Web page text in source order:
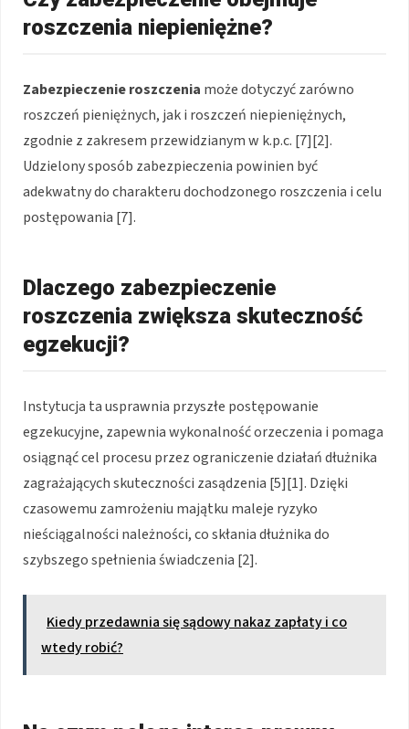
roszczenia niepieniężne?
Zabezpieczenie roszczenia może dotyczyć zarówno
roszczeń pieniężnych, jak i roszczeń niepieniężnych,
zgodnie z zakresem przewidzianym w k.p.c. [7][2].
Udzielony sposób zabezpieczenia powinien być
adekwatny do charakteru dochodzonego roszczenia i celu
postępowania [7].
Dlaczego zabezpieczenie
roszczenia zwiększa skuteczność
egzekucji?
Instytucja ta usprawnia przyszłe postępowanie
egzekucyjne, zapewnia wykonalność orzeczenia i pomaga
osiągnąć cel procesu przez ograniczenie działań dłużnika
zagrażających skuteczności zasądzenia [5][1]. Dzięki
czasowemu zamrożeniu majątku maleje ryzyko
nieściągalności należności, co skłania dłużnika do
szybszego spełnienia świadczenia [2].
Kiedy przedawnia się sądowy nakaz zapłaty i co
wtedy robić?